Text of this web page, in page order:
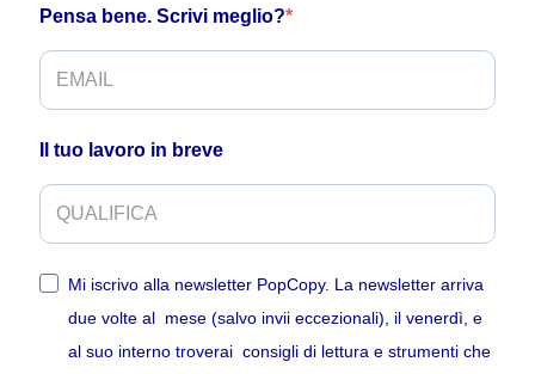
Pensa bene. Scrivi meglio?
Il tuo lavoro in breve
Mi iscrivo alla newsletter PopCopy. La newsletter arriva
due volte al mese (salvo invii eccezionali), il venerdì, e
al suo interno troverai consigli di lettura e strumenti che